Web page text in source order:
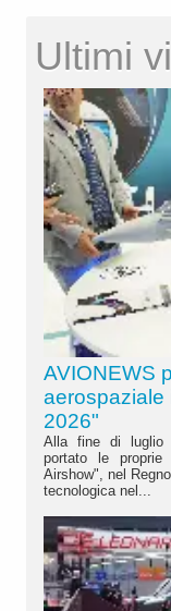
Ultimi
AVIONEWS
aerospaziale
2026"
Alla fine di luglio
portato le proprie
Airshow", nel
tecnologica nel...